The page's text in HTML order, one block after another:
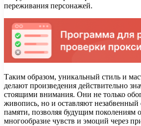
переживания персонажей.
Таким образом, уникальный стиль и
делают произведения действительно
стоящими внимания. Они не только
живопись, но и оставляют незабвенный
памяти, позволяя будущим поколениям
многообразие чувств и эмоций через